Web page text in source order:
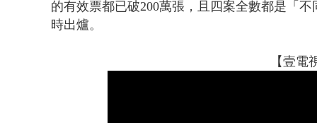
的有效票都已破200萬張，且四案全數都是「
時出爐。
【壹電